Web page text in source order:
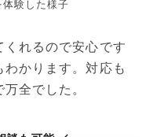
験した様子
れるので安心です
かります。対応も
全でした。